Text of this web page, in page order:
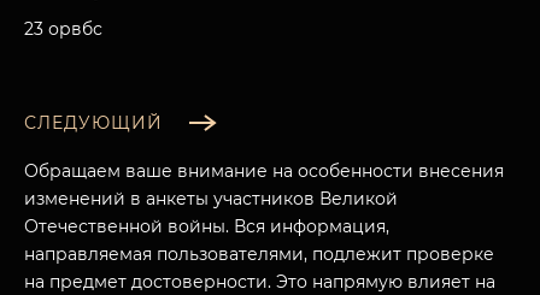
23 орвбс
СЛЕДУЮЩИЙ
Обращаем ваше внимание на особенности внесения
изменений в анкеты участников Великой
Отечественной войны. Вся информация,
направляемая пользователями, подлежит проверке
на предмет достоверности. Это напрямую влияет на